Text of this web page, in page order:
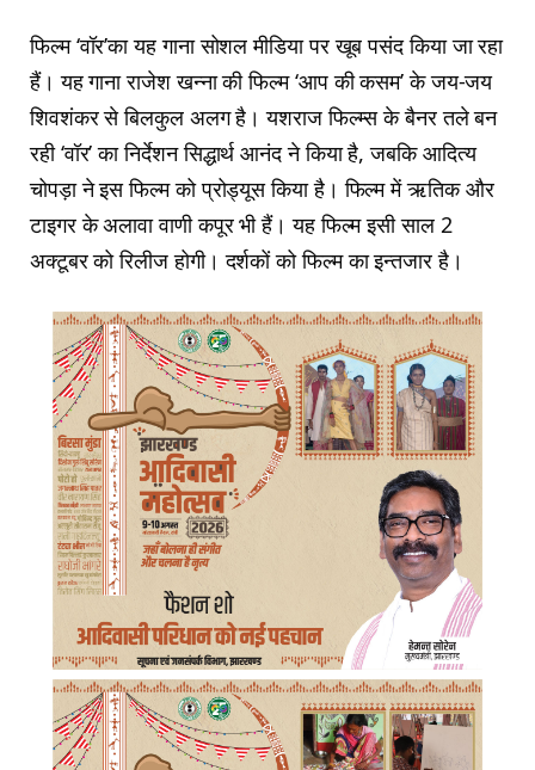
फिल्म ‘वॉर’का यह गाना सोशल मीडिया पर खूब पसंद किया जा रहा
हैं। यह गाना राजेश खन्ना की फिल्म ‘आप की कसम’ के जय-जय
शिवशंकर से बिलकुल अलग है। यशराज फिल्म्स के बैनर तले बन
रही ‘वॉर’ का निर्देशन सिद्धार्थ आनंद ने किया है, जबकि आदित्य
चोपड़ा ने इस फिल्म को प्रोड्यूस किया है। फिल्म में ऋतिक और
टाइगर के अलावा वाणी कपूर भी हैं। यह फिल्म इसी साल 2
अक्टूबर को रिलीज होगी। दर्शकों को फिल्म का इन्तजार है।